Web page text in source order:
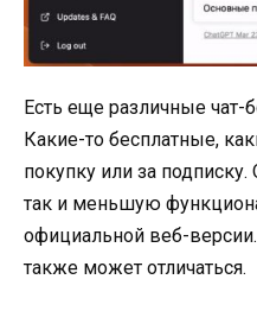
Есть еще различные чат-
Какие-то бесплатные,
покупку или за
так и меньшую
официальной веб-
также может отличаться.